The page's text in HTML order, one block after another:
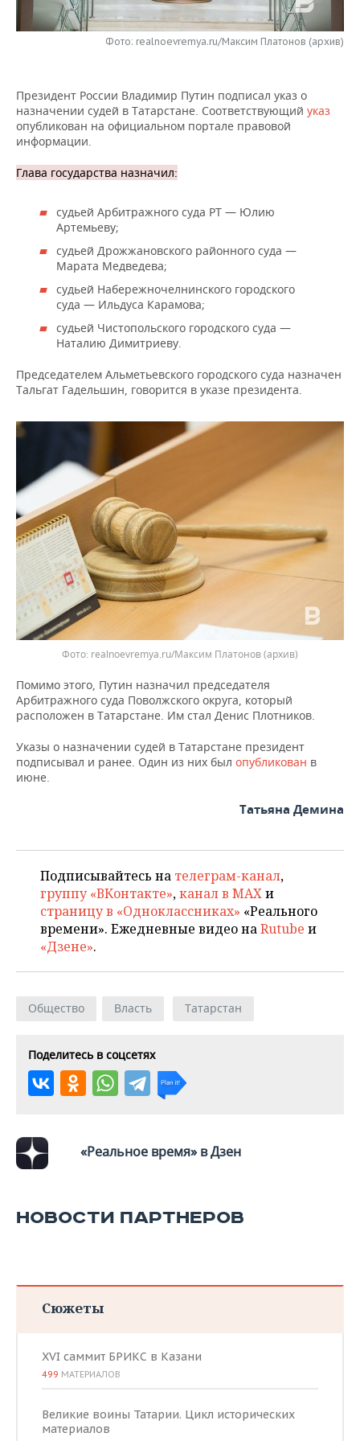
НЕФТЕХИМИЯ
ЭНЕРГЕТИКА
РОЗНИЧНАЯ ТОРГОВЛЯ
УСЛУГИ
НОВОСТИ ТЕХНОЛОГИЙ
МЕДИА
ТЕЛЕКОММУНИКАЦИИ
МЕРОПРИЯТИЯ
ВЫЕЗДНАЯ РЕДАКЦИЯ
БИЗНЕС-БРАНЧИ
ONLINE-КОНФЕРЕНЦИИ
ОТКРЫТАЯ ЛЕКЦИЯ
НОВОСТИ СПОРТА
ФУТБОЛ
ХОККЕЙ
БАСКЕТБОЛ
ВОЛЕЙБОЛ
КИБЕРСПОРТ
ФИГУРНОЕ КАТАНИЕ
ХОККЕЙ С МЯЧОМ
ОБЩЕСТВО
НОВОСТИ ОБЩЕСТВА
ВЛАСТЬ
ИНФРАСТРУКТУРА
ИСТОРИЯ
КУЛЬТУРА
МЕДИЦИНА
ПРОИСШЕСТВИЯ
ФОТОГАЛЕРЕЯ
СЮЖЕТЫ
СПРАВОЧНИК
СПИСОК ПЕРСОН
СПИСОК КОМПАНИЙ
ПОЛНАЯ ВЕРСИЯ
Фото: realnoevremya.ru/Максим Платонов (архив)
Президент России Владимир Путин подписал указ о
назначении судей в Татарстане. Соответствующий указ
опубликован на официальном портале правовой
информации.
Глава государства назначил:
судьей Арбитражного суда РТ — Юлию
Артемьеву;
судьей Дрожжановского районного суда —
Марата Медведева;
судьей Набережночелнинского городского
суда — Ильдуса Карамова;
судьей Чистопольского городского суда —
Наталию Димитриеву.
Председателем Альметьевского городского суда назначен
Тальгат Гадельшин, говорится в указе президента.
realnoevremya.ru/Максим Платонов(архив)
Помимо этого, Путин назначил председателя
Арбитражного суда Поволжского округа, который
расположен в Татарстане. Им стал Денис Плотников.
Указы о назначении судей в Татарстане президент
подписывал и ранее. Один из них был опубликован в
июне.
Татьяна Демина
Подписывайтесь на телеграм-канал,
группу «ВКонтакте»,канал в MAXи
страницу в «Одноклассниках» «Реального
времени». Ежедневные видео наRutube и
«Дзене».
Общество Власть Татарстан
Поделитесь в соцсетях
«Реальное время» в Дзен
НОВОСТИ ПАРТНЕРОВ
Сюжеты
XVI саммит БРИКС в Казани
499 МАТЕРИАЛОВ
Великие воины Татарии. Цикл исторических
материалов